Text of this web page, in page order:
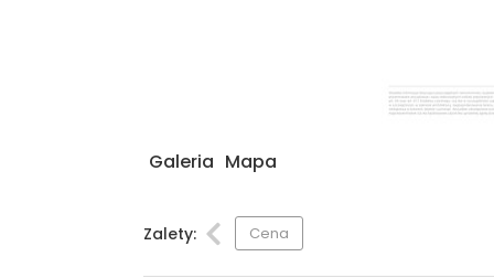
Galeria Mapa
Zalety: Cena